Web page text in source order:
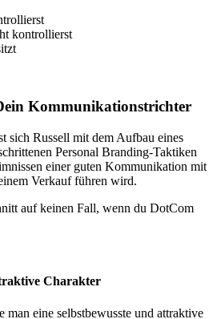
kontrollierst
Kommunikationstrichter
sich Russell mit dem Aufbau eines
Personal Branding-Taktiken
einer guten Kommunikation mit
Verkauf führen wird.
auf keinen Fall, wenn du DotCom
Charakter
eine selbstbewusste und attraktive